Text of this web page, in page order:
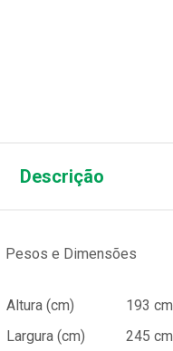
Descrição
Pesos e Dimensões
Altura (cm)
193 cm
Largura (cm)
245 cm